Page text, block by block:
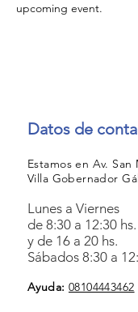
upcoming event.
Datos de
Estamos en Av. San
Villa Gobernador
Lunes a Viernes
de 8:30 a 12:30 hs.
y de 16 a 20 hs.
Sábados 8:30 a
Ayuda: 08104443462